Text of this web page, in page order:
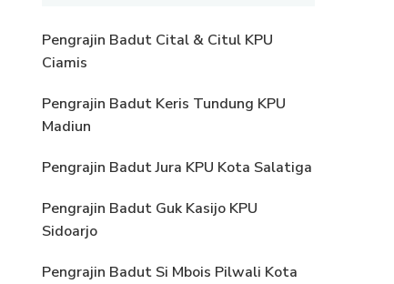
Pengrajin Badut Cital & Citul KPU
Ciamis
Pengrajin Badut Keris Tundung KPU
Madiun
Pengrajin Badut Jura KPU Kota Salatiga
Pengrajin Badut Guk Kasijo KPU
Sidoarjo
Pengrajin Badut Si Mbois Pilwali Kota